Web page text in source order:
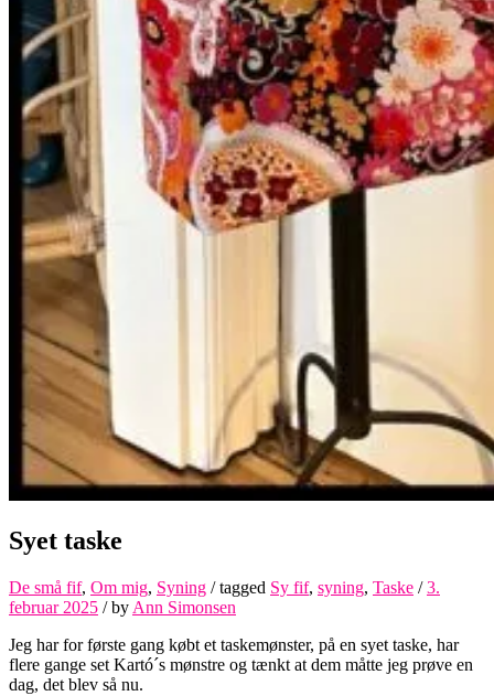
Syet taske
De små fif, Om mig, Syning / tagged Sy fif, syning, Taske /3.
februar 2025 /by Ann Simonsen
Jeg har for første gang købt et taskemønster, på en syet taske, har
flere gange set Kartó´s mønstre og tænkt at dem måtte jeg prøve en
dag, det blev så nu.